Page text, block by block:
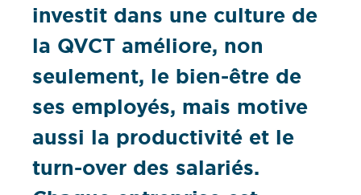
investit dans une culture de
la QVCT améliore, non
seulement, le bien-être de
ses employés, mais motive
aussi la productivité et le
turn-over des salariés.